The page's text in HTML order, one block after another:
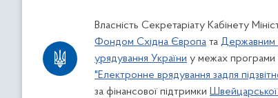
Власність Секретаріату Кабінету
Фондом Східна Європа та Державним
урядування України у межах програми
"Електронне врядування задля
за фінансової підтримки Швейцарської